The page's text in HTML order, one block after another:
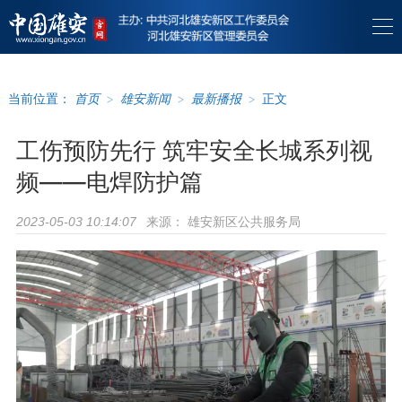
当前位置： 首页 > 雄安新闻 > 最新播报 > 正文
工伤预防先行 筑牢安全长城系列视
频——电焊防护篇
2023-05-03 10:14:07 来源： 雄安新区公共服务局